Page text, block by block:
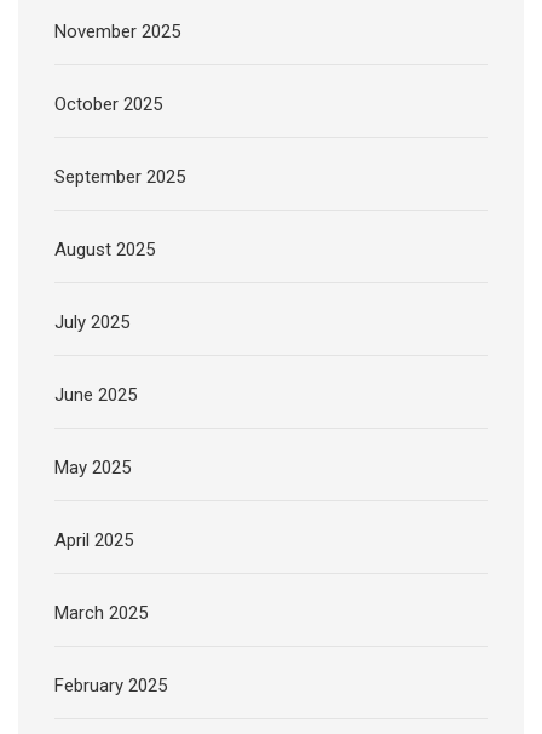
November 2025
October 2025
September 2025
August 2025
July 2025
June 2025
May 2025
April 2025
March 2025
February 2025